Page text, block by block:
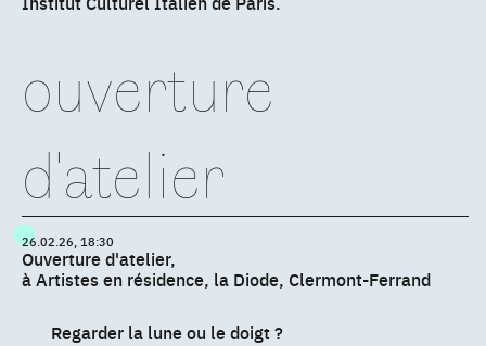
ouverture
d'atelier
26.02.26, 18:30
Ouverture d'atelier,
à Artistes en résidence, la Diode, Clermont-Ferrand
Regarder la lune ou le doigt ?